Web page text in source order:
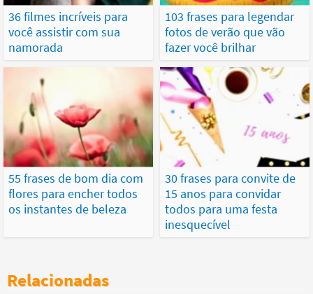
36 filmes incríveis para
você assistir com sua
namorada
103 frases para legendar
fotos de verão que vão
fazer você brilhar
55 frases de bom dia com
flores para encher todos
os instantes de beleza
30 frases para convite de
15 anos para convidar
todos para uma festa
inesquecível
Relacionadas